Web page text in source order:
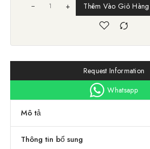
+ Thêm Vào Giỏ Hàng
Request Information
Whatsapp
Mô tả
Thông tin bổ sung